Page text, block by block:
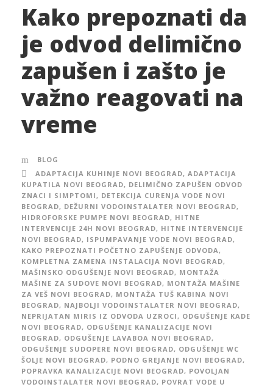
Kako prepoznati da
je odvod delimično
zapušen i zašto je
važno reagovati na
vreme
BLOG
ADAPTACIJA KUHINJE NOVI BEOGRAD, ADAPTACIJA
KUPATILA NOVI BEOGRAD, DELIMIČNO ZAPUŠEN ODVOD
ZNACI I SIMPTOMI , DETEKCIJA CURENJA VODE NOVI
BEOGRAD, DEŽURNI VODOINSTALATER NOVI BEOGRAD,
HIDROFORSKE PUMPE NOVI BEOGRAD, HITNE
INTERVENCIJE 24H NOVI BEOGRAD, HITNE INTERVENCIJE
NOVI BEOGRAD, ISPUMPAVANJE VODE NOVI BEOGRAD,
KAKO PREPOZNATI POČETNO ZAPUŠENJE ODVODA ,
KOMPLETNA ZAMENA INSTALACIJA NOVI BEOGRAD,
MAŠINSKO ODGUŠENJE NOVI BEOGRAD, MONTAŽA
MAŠINE ZA SUDOVE NOVI BEOGRAD, MONTAŽA MAŠINE
ZA VEŠ NOVI BEOGRAD, MONTAŽA TUŠ KABINA NOVI
BEOGRAD, NAJBOLJI VODOINSTALATER NOVI BEOGRAD,
NEPRIJATAN MIRIS IZ ODVODA UZROCI , ODGUŠENJE KADE
NOVI BEOGRAD, ODGUŠENJE KANALIZACIJE NOVI
BEOGRAD, ODGUŠENJE LAVABOA NOVI BEOGRAD,
ODGUŠENJE SUDOPERE NOVI BEOGRAD, ODGUŠENJE WC
ŠOLJE NOVI BEOGRAD, PODNO GREJANJE NOVI BEOGRAD,
POPRAVKA KANALIZACIJE NOVI BEOGRAD, POVOLJAN
VODOINSTALATER NOVI BEOGRAD, POVRAT VODE U